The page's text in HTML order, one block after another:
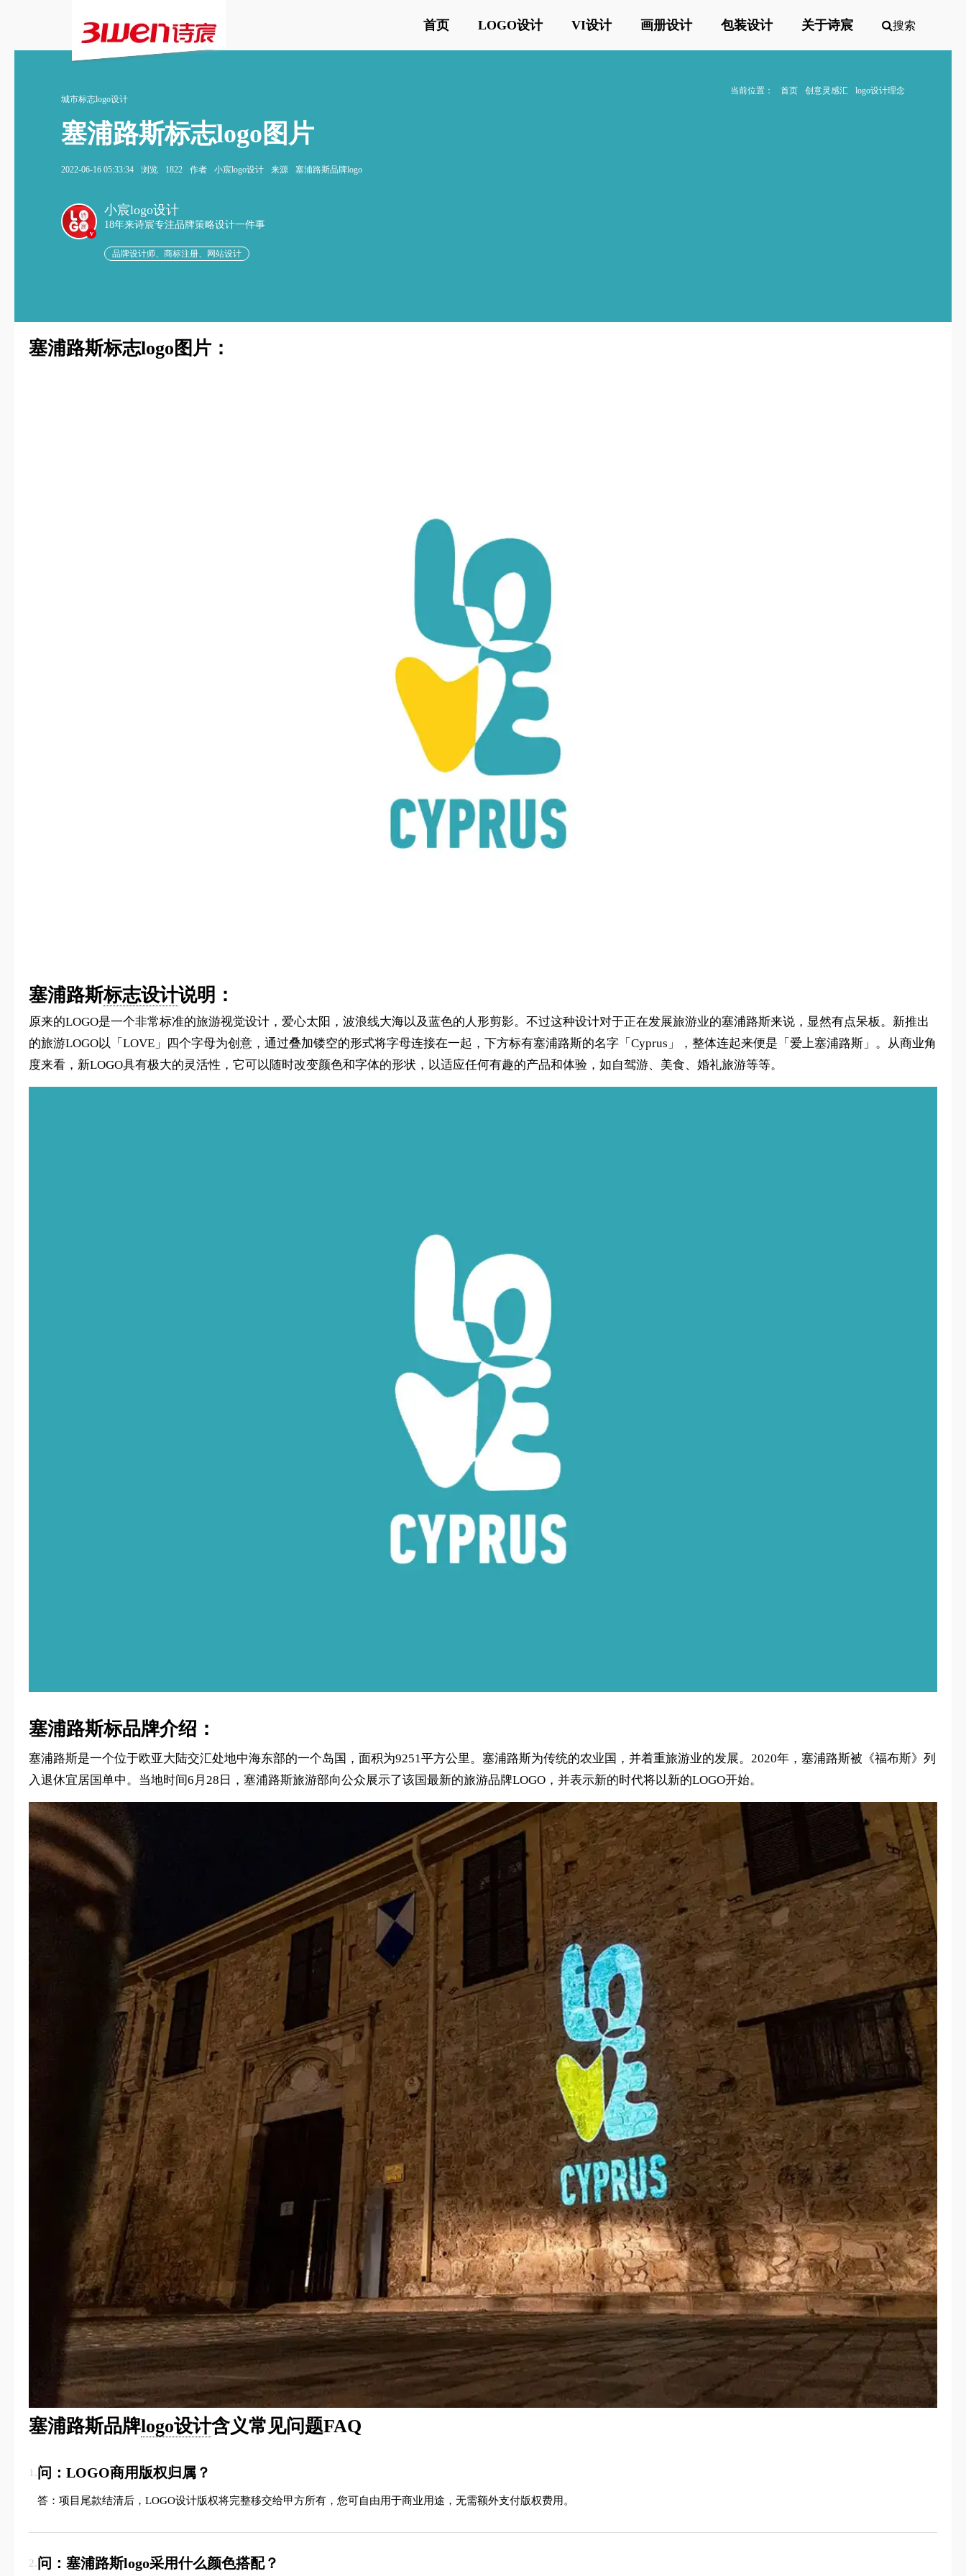
首页 LOGO设计 VI设计 画册设计 包装设计 关于诗宸 搜索
当前位置： 首页 创意灵感汇
logo设计理念
城市标志logo设计
塞浦路斯标志logo图片
2022-06-16 05:33:34 浏览 1822 作者 小宸logo设计 来源 塞浦路斯品牌logo
v
小宸logo设计
18年来诗宸专注品牌策略设计一件事
品牌设计师、商标注册、网站设计
塞浦路斯标志logo图片：
塞浦路斯标志设计说明：
原来的LOGO是一个非常标准的旅游视觉设计，爱心太阳，波浪线大海以及蓝色的人形剪影。不过这种设计对于正在发展旅游业的塞浦路斯来说，显然有点呆板。新推出
的旅游LOGO以「LOVE」四个字母为创意，通过叠加镂空的形式将字母连接在一起，下方标有塞浦路斯的名字「Cyprus」，整体连起来便是「爱上塞浦路斯」。从商业角
度来看，新LOGO具有极大的灵活性，它可以随时改变颜色和字体的形状，以适应任何有趣的产品和体验，如自驾游、美食、婚礼旅游等等。
塞浦路斯标品牌介绍：
塞浦路斯是一个位于欧亚大陆交汇处地中海东部的一个岛国，面积为9251平方公里。塞浦路斯为传统的农业国，并着重旅游业的发展。2020年，塞浦路斯被《福布斯》列
入退休宜居国单中。当地时间6月28日，塞浦路斯旅游部向公众展示了该国最新的旅游品牌LOGO，并表示新的时代将以新的LOGO开始。
塞浦路斯品牌logo设计含义常见问题FAQ
1.问：LOGO商用版权归属？
答：项目尾款结清后，LOGO设计版权将完整移交给甲方所有，您可自由用于商业用途，无需额外支付版权费用。
2.问：塞浦路斯logo采用什么颜色搭配？